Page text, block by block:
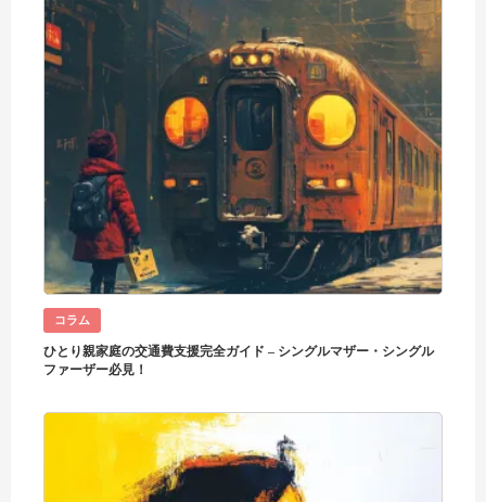
コラム
ひとり親家庭の交通費支援完全ガイド – シングルマザー・シングル
ファーザー必見！